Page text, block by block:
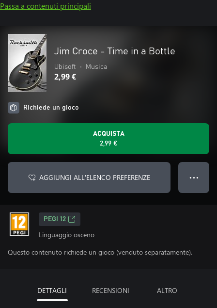
Passa a contenuti principali
Jim Croce - Time in a Bottle
Ubisoft • Musica
2,99 €
Richiede un gioco
ACQUISTA
2,99 €
AGGIUNGI ALL'ELENCO PREFERENZE ● ● ●
PEGI 12
Linguaggio osceno
Questo contenuto richiede un gioco (venduto separatamente).
DETTAGLI RECENSIONI ALTRO